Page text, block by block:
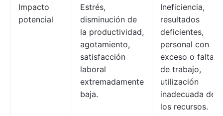
Impacto
potencial
Estrés,
disminución de
la productividad,
agotamiento,
satisfacción
laboral
extremadamente
baja.
Ineficiencia,
resultados
deficientes,
personal con
exceso o falta
de trabajo,
utilización
inadecuada de
los recursos.